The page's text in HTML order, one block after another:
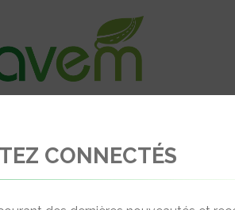
CONNECTÉS